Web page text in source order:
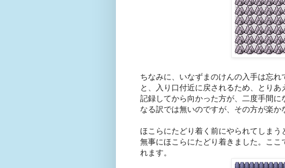
ちなみに、いなずまのけんの入手は忘
と、入り口付近に戻されるため、とり
記録してから向かった方が、二度手間に
なる訳では無いのですが、その方が楽か
ほこらにたどり着く前にやられてしま
無事にほこらにたどり着きました。こ
れます。